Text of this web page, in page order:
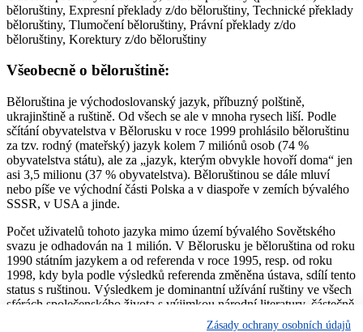
běloruštiny, Expresní překlady z/do běloruštiny, Technické překlady
běloruštiny, Tlumočení běloruštiny, Právní překlady z/do
běloruštiny, Korektury z/do běloruštiny
Všeobecně o běloruštině:
Běloruština je východoslovanský jazyk, příbuzný polštině,
ukrajinštině a ruštině. Od všech se ale v mnoha rysech liší. Podle
sčítání obyvatelstva v Bělorusku v roce 1999 prohlásilo běloruštinu
za tzv. rodný (mateřský) jazyk kolem 7 miliónů osob (74 %
obyvatelstva státu), ale za „jazyk, kterým obvykle hovoří doma“ jen
asi 3,5 milionu (37 % obyvatelstva). Běloruštinou se dále mluví
nebo píše ve východní části Polska a v diaspoře v zemích bývalého
SSSR, v USA a jinde.
Počet uživatelů tohoto jazyka mimo území bývalého Sovětského
svazu je odhadován na 1 milión. V Bělorusku je běloruština od roku
1990 státním jazykem a od referenda v roce 1995, resp. od roku
1998, kdy byla podle výsledků referenda změněna ústava, sdílí tento
status s ruštinou. Výsledkem je dominantní užívání ruštiny ve všech
sférách společenského života s výjimkou národní literatury, částečně
hudby a národní kultury všeobecně; v omezené míře ji užívají i
Zásady ochrany osobních údajů